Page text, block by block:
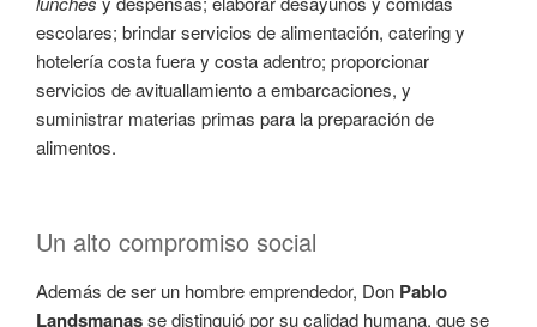
escolares; brindar servicios de alimentación, catering y
hotelería costa fuera y costa adentro; proporcionar
servicios de avituallamiento a embarcaciones, y
suministrar materias primas para la preparación de
alimentos.
Un alto compromiso social
Además de ser un hombre emprendedor, Don Pablo
Landsmanasse distinguió por su calidad humana, que se